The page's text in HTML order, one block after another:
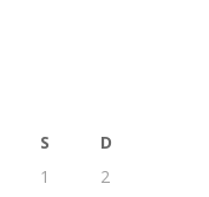
S
D
1
2